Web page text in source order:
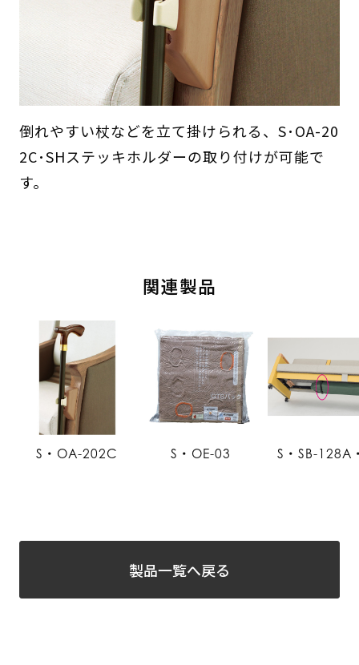
倒れやすい杖などを立て掛けられる、S･OA-20
2C･SHステッキホルダーの取り付けが可能で
す。
関連製品
S・OA-202C S・OE-03 S・SB-128A
製品一覧へ戻る